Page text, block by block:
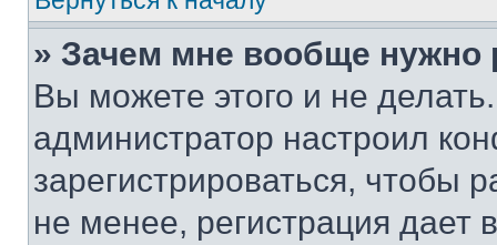
» Зачем мне вообще нужно
Вы можете этого и не
администратор настроил
зарегистрироваться, чтобы
не менее, регистрация